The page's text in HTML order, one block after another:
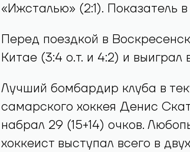
«Ижсталью» (2:1). Показатель
Перед поездкой в
Китае (3:4 о.т. и 4:2) и выиграл
Лучший бомбардир клуба в
самарского хоккея Денис
набрал 29 (15+14) очков.
хоккеист выступал всего в